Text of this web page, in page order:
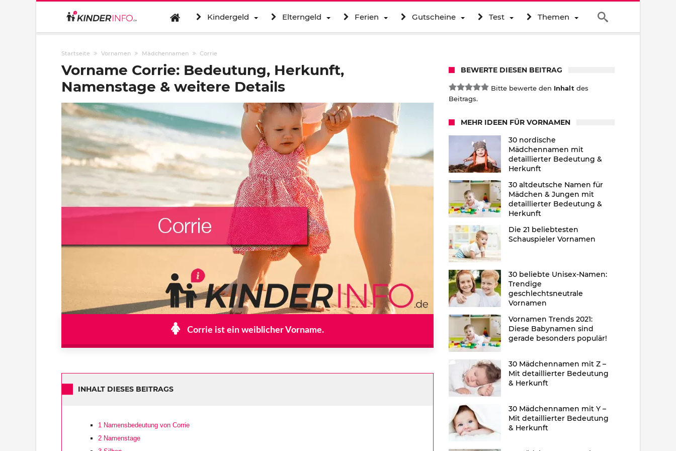
Kindergeld Elterngeld Ferien Gutscheine Test Themen
Startseite Vornamen Mädchennamen Corrie
Vorname Corrie: Bedeutung, Herkunft,
Namenstage & weitere Details
Corrie ist ein weiblicher Vorname.
INHALT DIESES BEITRAGS
1 Namensbedeutung von Corrie
2 Namenstage
BEWERTE DIESEN BEITRAG
Bitte bewerte den Inhalt des
Beitrags.
MEHR IDEEN FÜR VORNAMEN
30 nordische
Mädchennamen mit
detaillierter Bedeutung &
Herkunft
30 altdeutsche Namen für
Mädchen & Jungen mit
detaillierter Bedeutung &
Herkunft
Die 21 beliebtesten
Schauspieler Vornamen
30 beliebte Unisex-Namen:
Trendige
geschlechtsneutrale
Vornamen
Vornamen Trends 2021:
Diese Babynamen sind
gerade besonders populär!
30 Mädchennamen mit Z –
Mit detaillierter Bedeutung
& Herkunft
30 Mädchennamen mit Y –
Mit detaillierter Bedeutung
& Herkunft